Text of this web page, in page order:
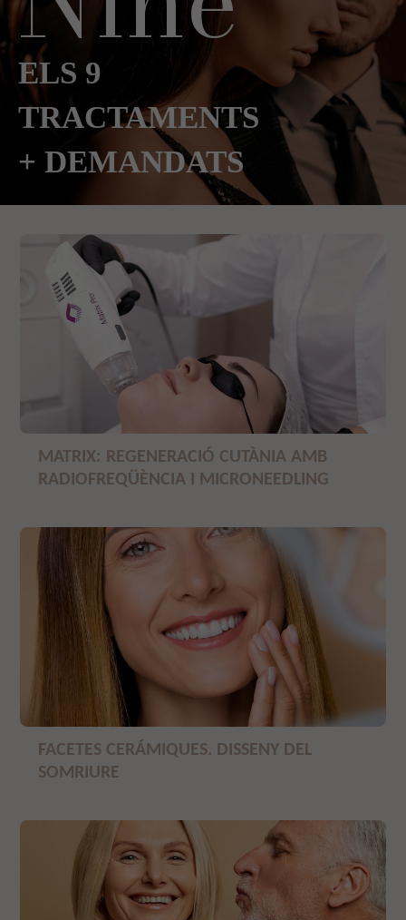
ELS 9
TRACTAMENTS
+ DEMANDATS
MATRIX: REGENERACIÓ CUTÀNIA AMB
RADIOFREQÜÈNCIA I MICRONEEDLING
FACETES CERÁMIQUES. DISSENY DEL
SOMRIURE